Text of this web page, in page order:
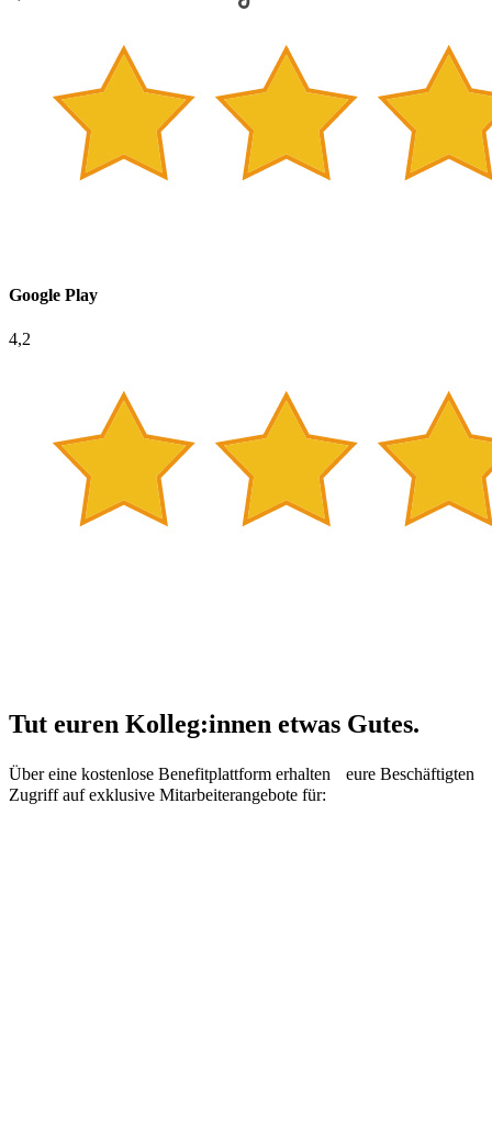
Google Play
4,2
Tut euren Kolleg:innen etwas Gutes.
Über eine kostenlose Benefitplattform erhalten eure Beschäftigten
Zugriff auf exklusive Mitarbeiterangebote für: